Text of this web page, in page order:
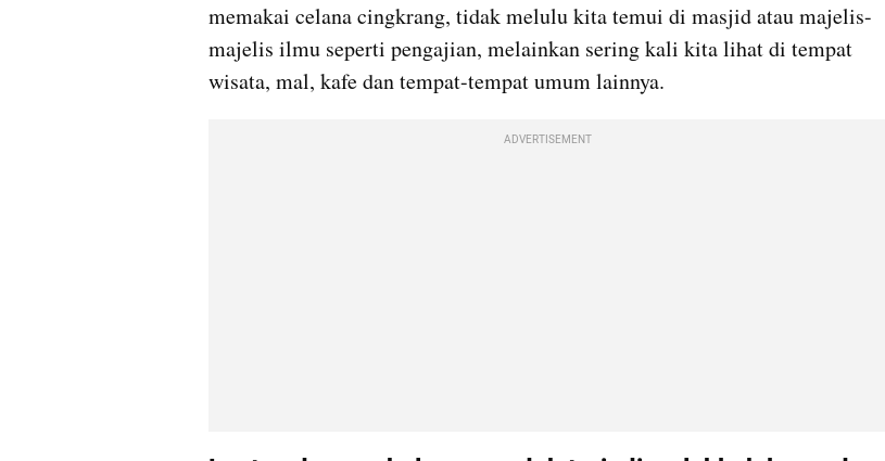
memakai celana cingkrang, tidak melulu kita temui di masjid atau majelis-
majelis ilmu seperti pengajian, melainkan sering kali kita lihat di tempat
wisata, mal, kafe dan tempat-tempat umum lainnya.
ADVERTISEMENT